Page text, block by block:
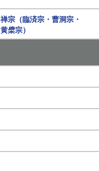
禅宗（臨済宗・曹洞宗・
黄檗宗）